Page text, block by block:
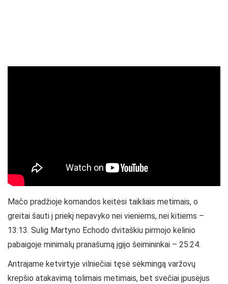
Mačo pradžioje komandos keitėsi taikliais metimais, o
greitai šauti į priekį nepavyko nei vieniems, nei kitiems –
13:13. Sulig Martyno Echodo dvitaškiu pirmojo kėlinio
pabaigoje minimalų pranašumą įgijo šeimininkai – 25:24.
Antrajame ketvirtyje vilniečiai tęsė sėkmingą varžovų
krepšio atakavimą tolimais metimais, bet svečiai įpusėjus